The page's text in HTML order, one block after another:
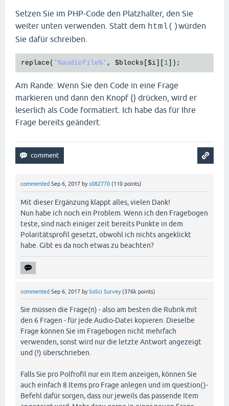
Setzen Sie im PHP-Code den Platzhalter, den Sie
weiter unten verwenden. Statt dem html()würden
Sie dafür schreiben.
replace ( '%audiofile%' , $blocks $i 1
Am Rande: Wenn Sie den Code in eine Frage
markieren und dann den Knopf {} drücken, wird er
leserlich als Code formatiert. Ich habe das für Ihre
Frage bereits geändert.
commented Sep 6, 2017 bys082770 (110 points)
Mit dieser Ergänzung klappt alles, vielen Dank!
Nun habe ich noch ein Problem. Wenn ich den Fragebogen
teste, sind nach einiger zeit bereits Punkte in dem
Polaritätsprofil gesetzt, obwohl ich nichts angeklickt
habe. Gibt es da noch etwas zu beachten?
commented Sep 6, 2017 bySoSci Survey (376k points)
Sie müssen die Frage(n) - also am besten die Rubrik mit
den 6 Fragen - für jede Audio-Datei kopieren. Dieselbe
Frage können Sie im Fragebogen nicht mehrfach
verwenden, sonst wird nur die letzte Antwort angezeigt
und (!) überschrieben.
Falls Sie pro Polfrofil nur ein Item anzeigen, können Sie
auch einfach 8 Items pro Frage anlegen und im question()-
Befehl dafür sorgen, dass nur jeweils das passende Item